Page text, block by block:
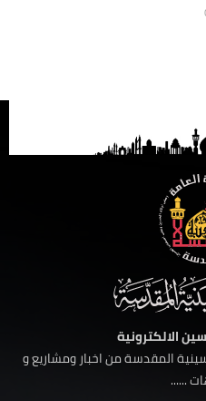
الالكترونية
المقدسة من اخبار ومشاريع و
......